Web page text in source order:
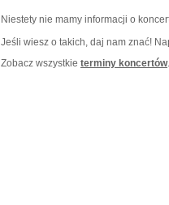
Niestety nie mamy informacji o
Jeśli wiesz o takich, daj nam znać!
Zobacz wszystkie terminy koncertów.